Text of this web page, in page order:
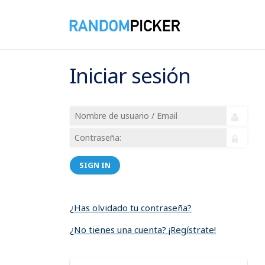
Iniciar sesión
SIGN IN
¿Has olvidado tu contraseña?
¿No tienes una cuenta? ¡Regístrate!